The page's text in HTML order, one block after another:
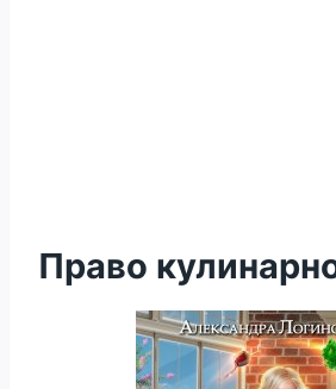
Право